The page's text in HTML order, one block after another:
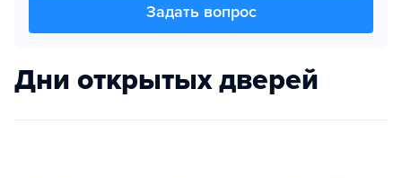
Задать вопрос
Дни открытых дверей